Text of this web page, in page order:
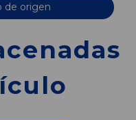
de origen